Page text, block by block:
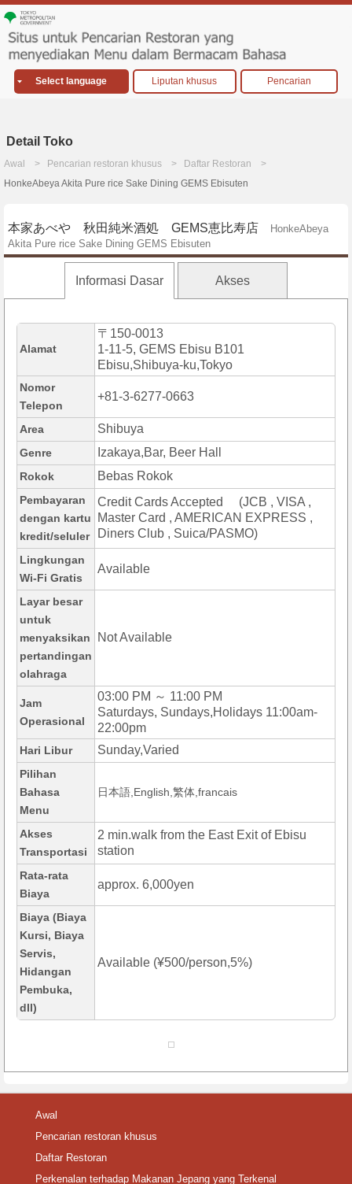
Select language Liputan khusus Pencarian
Detail Toko
Awal Pencarian restoran khusus
Daftar Restoran
HonkeAbeya Akita Pure rice Sake Dining GEMS Ebisuten
本家あべや 秋田純米酒処 GEMS恵比寿店
HonkeAbeya
Akita Pure rice Sake Dining GEMS Ebisuten
Informasi Dasar Akses
Alamat
〒150-0013
1-11-5, GEMS Ebisu B101
Ebisu,Shibuya-ku,Tokyo
Nomor
Telepon
+81-3-6277-0663
Area Shibuya
Genre Izakaya,Bar, Beer Hall
Rokok Bebas Rokok
Pembayaran
dengan kartu
kredit/seluler
Credit Cards Accepted (JCB , VISA ,
Master Card , AMERICAN EXPRESS ,
Diners Club , Suica/PASMO)
Lingkungan
Wi-Fi Gratis
Available
Layar besar
untuk
menyaksikan
pertandingan
olahraga
Not Available
Jam
Operasional
03:00 PM ～ 11:00 PM
Saturdays, Sundays,Holidays 11:00am-
22:00pm
Hari Libur Sunday,Varied
Pilihan
Bahasa
Menu
日本語,English,繁体,francais
Akses
Transportasi
2 min.walk from the East Exit of Ebisu
station
Rata-rata
Biaya
approx. 6,000yen
Biaya (Biaya
Kursi, Biaya
Servis,
Hidangan
Pembuka,
dll)
Available (¥500/person,5%)
Awal
Pencarian restoran khusus
Daftar Restoran
Perkenalan terhadap Makanan Jepang yang Terkenal